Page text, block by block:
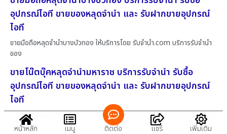
อุปกรณ์ไอที ขายของหลุดจำนำ และ รับฝากขายอุปกรณ์
ไอที
ขายมือถือหลุดจำนำบางบัวทอง ให้บริการโดย รับจํานํา.com บริการรับจำนำ
ของ
ขายโน๊ตบุ๊คหลุดจำนำมหาราช บริการรับจำนำ รับซื้อ
อุปกรณ์ไอที ขายของหลุดจำนำ และ รับฝากขายอุปกรณ์
ไอที
ขายโน๊ตบุ๊คหลุดจำนำมหาราช ให้บริการโดย รับจํานํา.com บริการรับจำนำของ
หน้าหลัก เมนู ติดต่อ แชร์ เพิ่มเติม